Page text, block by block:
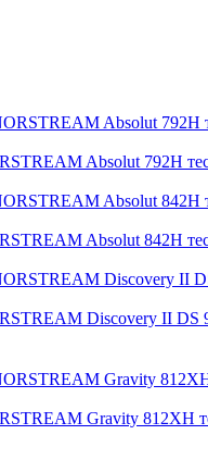
Absolut 792H
Absolut 842H
Discovery II DS
Gravity 812XH